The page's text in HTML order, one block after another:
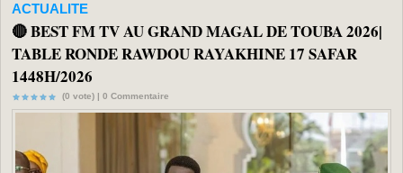
ACTUALITE
🔴 BEST FM TV AU GRAND MAGAL DE TOUBA 2026|
TABLE RONDE RAWDOU RAYAKHINE 17 SAFAR
1448H/2026
(0 vote) | 0 Commentaire